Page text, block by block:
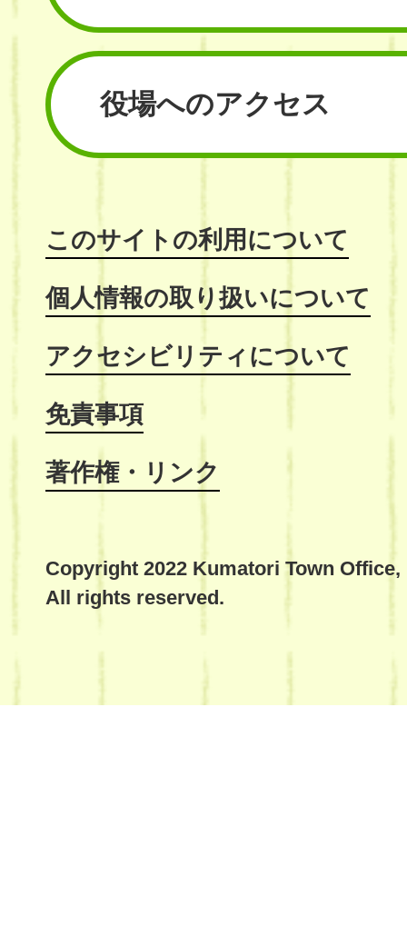
役場へのアクセス
このサイトの利用について
個人情報の取り扱いについて
アクセシビリティについて
免責事項
著作権・リンク
Copyright 2022 Kumatori Town Office,
All rights reserved.